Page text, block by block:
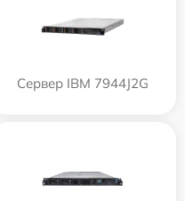
Сервер IBM 7944J2G